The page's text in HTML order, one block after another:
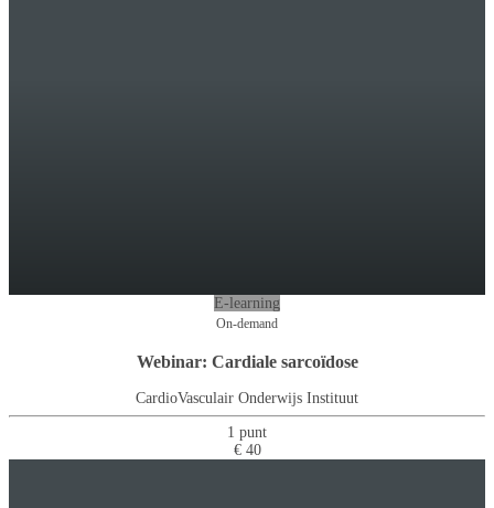
E-learning
On-demand
Webinar: Cardiale sarcoïdose
CardioVasculair Onderwijs Instituut
1 punt
€ 40